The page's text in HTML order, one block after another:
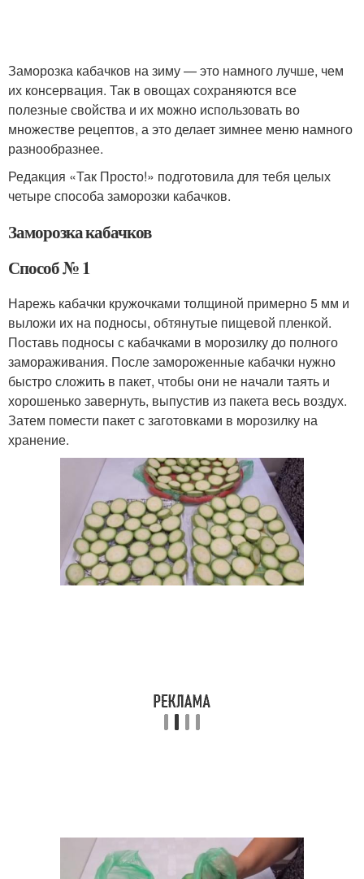
Заморозка кабачков на зиму — это намного лучше, чем
их консервация. Так в овощах сохраняются все
полезные свойства и их можно использовать во
множестве рецептов, а это делает зимнее меню намного
разнообразнее.
Редакция «Так Просто!» подготовила для тебя целых
четыре способа заморозки кабачков.
Заморозка кабачков
Способ № 1
Нарежь кабачки кружочками толщиной примерно 5 мм и
выложи их на подносы, обтянутые пищевой пленкой.
Поставь подносы с кабачками в морозилку до полного
замораживания. После замороженные кабачки нужно
быстро сложить в пакет, чтобы они не начали таять и
хорошенько завернуть, выпустив из пакета весь воздух.
Затем помести пакет с заготовками в морозилку на
хранение.